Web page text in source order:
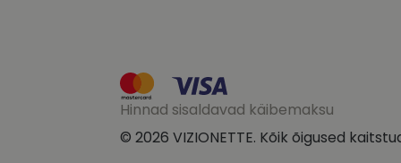
Hinnad sisaldavad käibemaksu
© 2026 VIZIONETTE. Kõik õigused